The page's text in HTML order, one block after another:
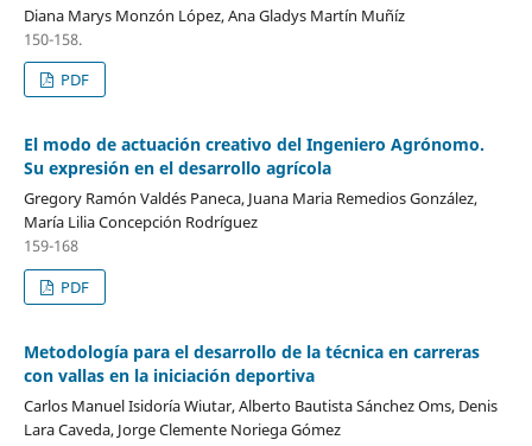
Diana Marys Monzón López, Ana Gladys Martín Muñíz
150-158.
PDF
El modo de actuación creativo del Ingeniero Agrónomo.
Su expresión en el desarrollo agrícola
Gregory Ramón Valdés Paneca, Juana Maria Remedios González,
María Lilia Concepción Rodríguez
159-168
PDF
Metodología para el desarrollo de la técnica en carreras
con vallas en la iniciación deportiva
Carlos Manuel Isidoría Wiutar, Alberto Bautista Sánchez Oms, Denis
Lara Caveda, Jorge Clemente Noriega Gómez